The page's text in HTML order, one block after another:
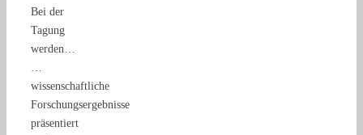
Bei der
Tagung
werden…
wissenschaftliche
Forschungsergebnisse
präsentiert